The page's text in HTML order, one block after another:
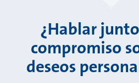
¿Hablar
compromiso
deseos